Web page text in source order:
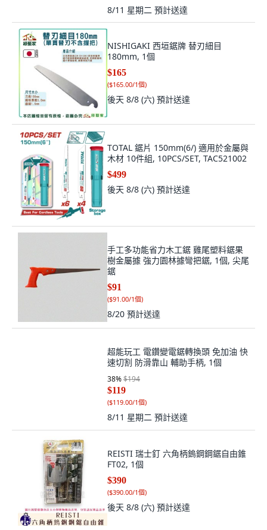
8/11 星期二 預計送達
NISHIGAKI 西垣鋸牌 替刃細目
180mm, 1個
$165
($165.00/1個)
後天 8/8 (六) 預計送達
TOTAL 鋸片 150mm(6/) 適用於金屬與
木材 10件組, 10PCS/SET, TAC521002
$499
後天 8/8 (六) 預計送達
手工多功能省力木工鋸 雞尾塑料鋸果
樹金屬據 強力園林據彎把鋸, 1個, 尖尾
鋸
$91
($91.00/1個)
8/20 預計送達
超能玩工 電鑽變電鋸轉換頭 免加油 快
速切割 防滑靠山 輔助手柄, 1個
38%$194
$119
($119.00/1個)
8/11 星期二 預計送達
REISTI 瑞士釘 六角柄鎢鋼鋼鋸自由錐
FT02, 1個
$390
($390.00/1個)
後天 8/8 (六) 預計送達